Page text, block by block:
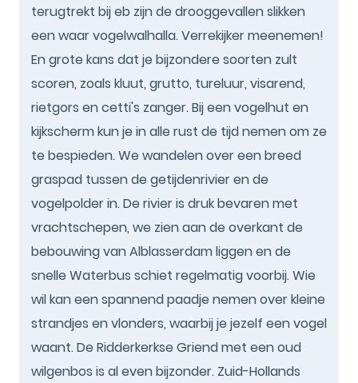
terugtrekt bij eb zijn de drooggevallen slikken
een waar vogelwalhalla. Verrekijker meenemen!
En grote kans dat je bijzondere soorten zult
scoren, zoals kluut, grutto, tureluur, visarend,
rietgors en cetti's zanger. Bij een vogelhut en
kijkscherm kun je in alle rust de tijd nemen om ze
te bespieden. We wandelen over een breed
graspad tussen de getijdenrivier en de
vogelpolder in. De rivier is druk bevaren met
vrachtschepen, we zien aan de overkant de
bebouwing van Alblasserdam liggen en de
snelle Waterbus schiet regelmatig voorbij. Wie
wil kan een spannend paadje nemen over kleine
strandjes en vlonders, waarbij je jezelf een vogel
waant. De Ridderkerkse Griend met een oud
wilgenbos is al even bijzonder. Zuid-Hollands